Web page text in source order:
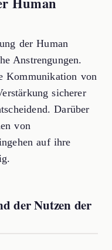
der Human
Anstrengungen.
Kommunikation von
sicherer
Darüber
von
auf ihre
der Nutzen der